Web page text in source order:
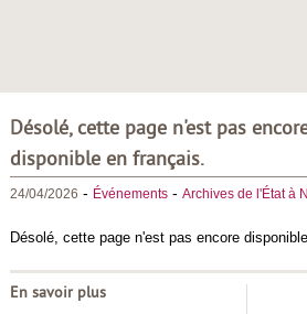
Désolé, cette page n'est pas
disponible en français.
24/04/2026 - Événements- Archives de l'État à
Désolé, cette page n'est pas encore
En savoir plus